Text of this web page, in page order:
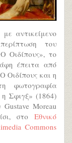
αντικείμενο
του
Οιδίπους», το
έπειτα από
Οιδίπους και η
φωτογραφία
Σφιγξ» (1864)
Moreau
στο Εθνικό
Commons